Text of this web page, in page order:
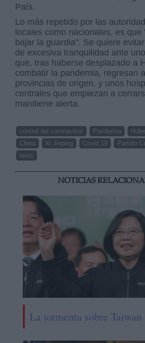
País.
Lo más repetido por las
locales como nacionales, es que
bajar la guardia". Se quiere
de excesiva tranquilidad ante
que, tras haberse desplazado a
combatir la pandemia, regresan
provincias de origen, y unos
centrales que empiezan a
manitiene alerta.
control del coronavirus Pandemia
China
Xi Jinping Covid 19
Partido
tests
NOTICIAS
La tormenta sobre Taiwan